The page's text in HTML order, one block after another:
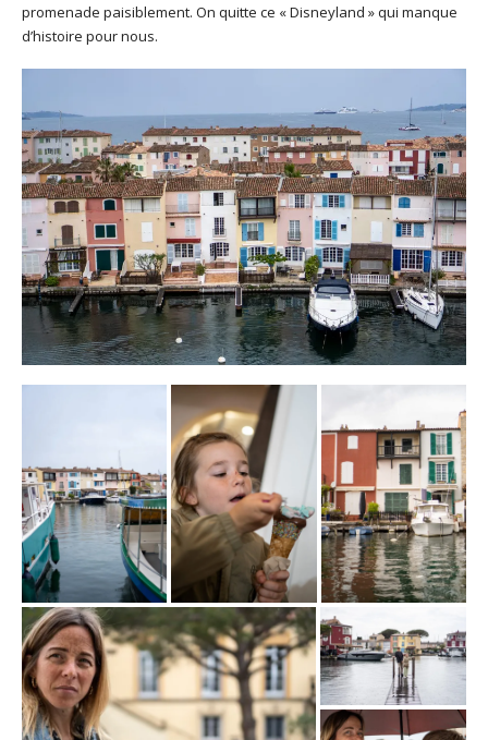
promenade paisiblement. On quitte ce « Disneyland » qui manque
d’histoire pour nous.